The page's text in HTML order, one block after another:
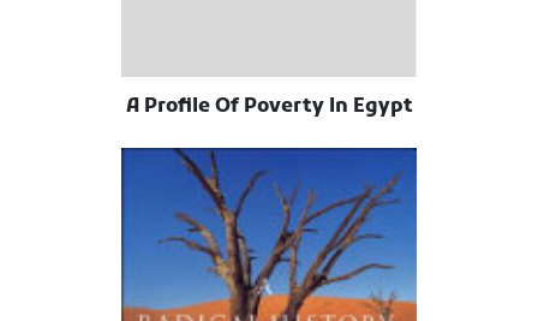
A Profile Of Poverty In Egypt